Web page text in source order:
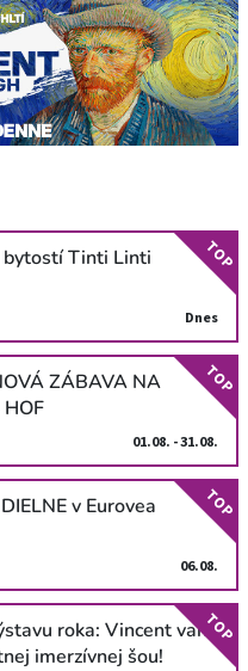
bytostí Tinti Linti
Dnes
TOP
ZÁBAVA NA
01.08. - 31.08.
TOP
v Eurovea
06.08.
TOP
roka: Vincent van
imerzívnej šou!
TOP